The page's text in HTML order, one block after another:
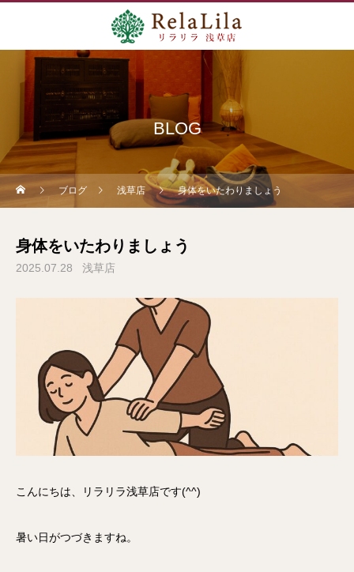
BLOG
ブログ 浅草店 身体をいたわりましょう
身体をいたわりましょう
2025.07.28 浅草店
こんにちは、リラリラ浅草店です(^^)
暑い日がつづきますね。